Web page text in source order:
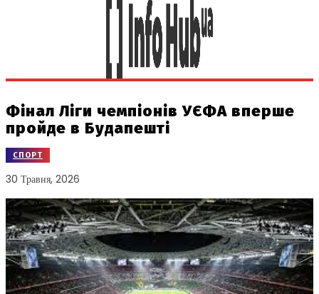
Фінал Ліги чемпіонів УЄФА вперше
пройде в Будапешті
СПОРТ
30 Травня, 2026